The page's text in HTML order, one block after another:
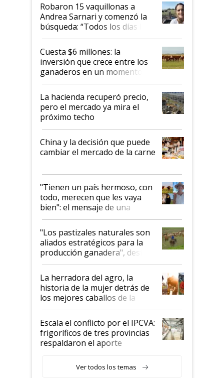
Robaron 15 vaquillonas a
Andrea Sarnari y comenzó la
búsqueda: “Todos los días le
toca a algún productor”
Cuesta $6 millones: la
inversión que crece entre los
ganaderos en un momento
histórico para la actividad
La hacienda recuperó precio,
pero el mercado ya mira el
próximo techo
China y la decisión que puede
cambiar el mercado de la carne
"Tienen un país hermoso, con
todo, merecen que les vaya
bien": el mensaje de una
ganadera uruguaya sobre las
oportunidades que se abren
para el agro en Argentina, con
foco en la carne
"Los pastizales naturales son
aliados estratégicos para la
producción ganadera", destaca
la iniciativa que ya reúne a 46
establecimientos en Argentina
La herradora del agro, la
historia de la mujer detrás de
los mejores caballos de la
Argentina y los mitos que
todavía hacen sufrir a estos
animales: "Mientras me
descalificaban, yo seguí
haciendo currículum"
Escala el conflicto por el IPCVA:
frigoríficos de tres provincias
respaldaron el aporte
Ver todos los temas